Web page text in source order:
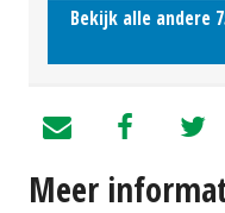
Bekijk alle andere
Meer